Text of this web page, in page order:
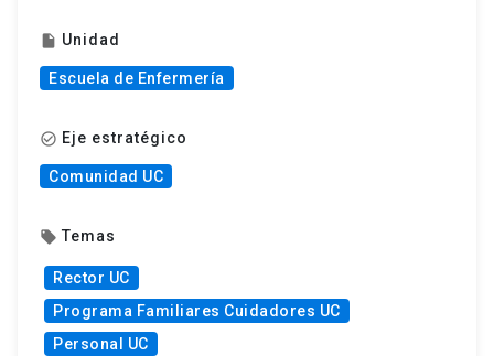
insert_drive_file Unidad
Escuela de Enfermería
check_circle_outline Eje estratégico
Comunidad UC
local_offer Temas
Rector UC
Programa Familiares Cuidadores UC
Personal UC